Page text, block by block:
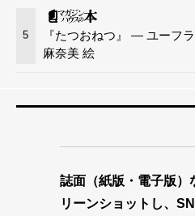
5
『たつおねつ』 — ユーフ
麻奈美 絵
誌面（紙版・電子版）
リーンショットし、